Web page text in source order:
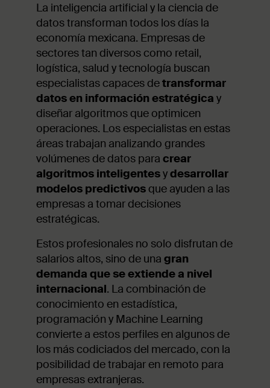
La inteligencia artificial y la ciencia de
datos transforman todos los días la
economía mexicana. Empresas de
sectores tan diversos como retail,
logística, salud y tecnología buscan
especialistas capaces detransformar
datos en información estratégica y
diseñar algoritmos que optimicen
operaciones. Los especialistas en estas
áreas trabajan analizando grandes
volúmenes de datos para crear
algoritmos inteligentesydesarrollar
modelos predictivosque ayuden a las
empresas a tomar decisiones
estratégicas.
Estos profesionales no solo disfrutan de
salarios altos, sino de una gran
demanda que se extiende a nivel
internacional. La combinación de
conocimiento en estadística,
programación y Machine Learning
convierte a estos perfiles en algunos de
los más codiciados del mercado, con la
posibilidad de trabajar en remoto para
empresas extranjeras.